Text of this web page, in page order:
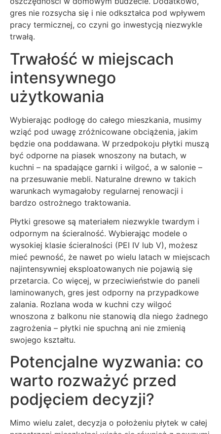
gres nie rozsycha się i nie odkształca pod wpływem
pracy termicznej, co czyni go inwestycją niezwykle
trwałą.
Trwałość w miejscach
intensywnego
użytkowania
Wybierając podłogę do całego mieszkania, musimy
wziąć pod uwagę zróżnicowane obciążenia, jakim
będzie ona poddawana. W przedpokoju płytki muszą
być odporne na piasek wnoszony na butach, w
kuchni – na spadające garnki i wilgoć, a w salonie –
na przesuwanie mebli. Naturalne drewno w takich
warunkach wymagałoby regularnej renowacji i
bardzo ostrożnego traktowania.
Płytki gresowe są materiałem niezwykle twardym i
odpornym na ścieralność. Wybierając modele o
wysokiej klasie ścieralności (PEI IV lub V), możesz
mieć pewność, że nawet po wielu latach w miejscach
najintensywniej eksploatowanych nie pojawią się
przetarcia. Co więcej, w przeciwieństwie do paneli
laminowanych, gres jest odporny na przypadkowe
zalania. Rozlana woda w kuchni czy wilgoć
wnoszona z balkonu nie stanowią dla niego żadnego
zagrożenia – płytki nie spuchną ani nie zmienią
swojego kształtu.
Potencjalne wyzwania: co
warto rozważyć przed
podjęciem decyzji?
Mimo wielu zalet, decyzja o położeniu płytek w całej